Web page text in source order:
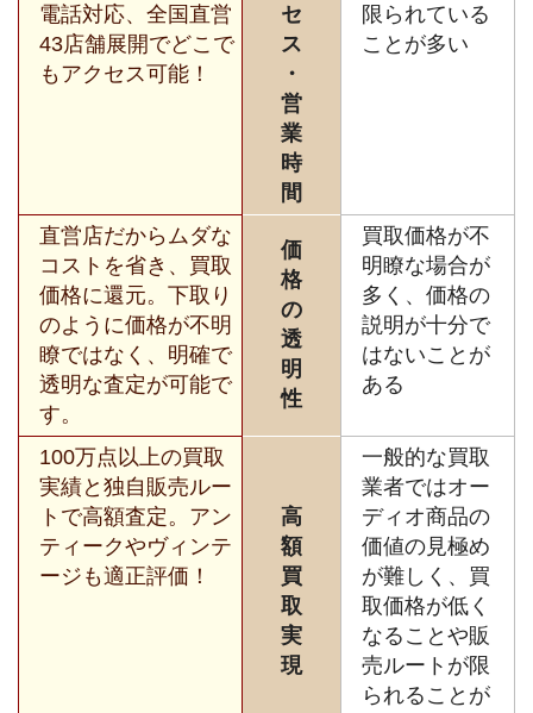
電話対応、全国直営
43店舗展開でどこで
もアクセス可能！
セ
ス
・
営
業
時
間
限られている
ことが多い
直営店だからムダな
コストを省き、買取
価格に還元。下取り
のように価格が不明
瞭ではなく、明確で
透明な査定が可能で
す。
価
格
の
透
明
性
買取価格が不
明瞭な場合が
多く、価格の
説明が十分で
はないことが
ある
100万点以上の買取
実績と独自販売ルー
トで高額査定。アン
ティークやヴィンテ
ージも適正評価！
高
額
買
取
実
現
一般的な買取
業者ではオー
ディオ商品の
価値の見極め
が難しく、買
取価格が低く
なることや販
売ルートが限
られることが